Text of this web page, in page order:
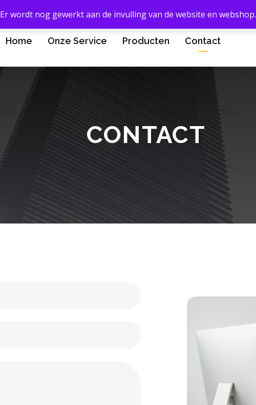
Er wordt nog gewerkt aan de invulling van de website en webshop.
Home Onze Service Producten Contact
CONTACT